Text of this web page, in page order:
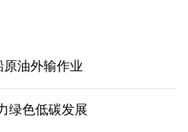
原油外输作业
绿色低碳发展